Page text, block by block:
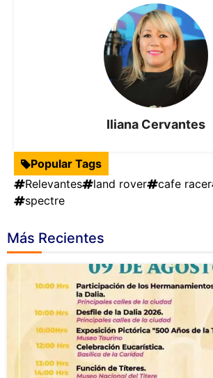
Iliana Cervantes
Popular Tags
Relevantes
land rover cafe racer
spectre
Más Recientes